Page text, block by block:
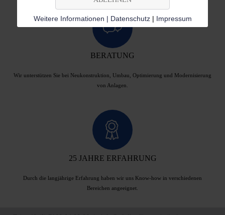
BERATUNG
Wir unterstützen Sie bei Neukonstruktion, Umbau, Optimierung und Modernisierung
von Anlagen.
25 JAHRE ERFAHRUNG
Durch die langjährige Erfahrung haben wir uns Know-how in verschiedenen
Bereichen angeeignet.
Weitere Informationen | Datenschutz| Impressum